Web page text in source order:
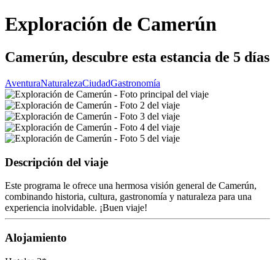
Exploración de Camerún
Camerún, descubre esta estancia de 5 días
AventuraNaturalezaCiudadGastronomía
Descripción del viaje
Este programa le ofrece una hermosa visión general de Camerún,
combinando historia, cultura, gastronomía y naturaleza para una
experiencia inolvidable. ¡Buen viaje!
Alojamiento